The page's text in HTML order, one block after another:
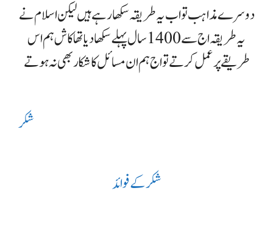
دوسرے مذاہب تو اب یہ طریقہ سکھا رہے ہیں لیکن اسلام نے
یہ طریقہ اج سے 1400 سال پہلے سکھا دیا تھا کاش ہم اس
طریقے پر عمل کرتے تو اج ہم ان مسائل کا شکار بھی نہ ہوتے
شکر
شکر کے فوائد